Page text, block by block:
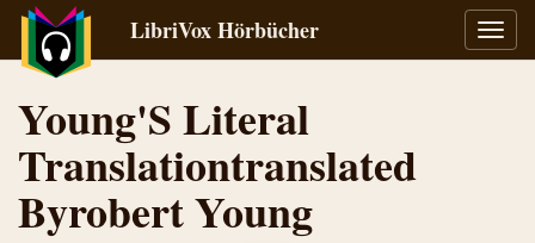
LibriVox Hörbücher
Young'S Literal
Translationtranslated
Byrobert Young